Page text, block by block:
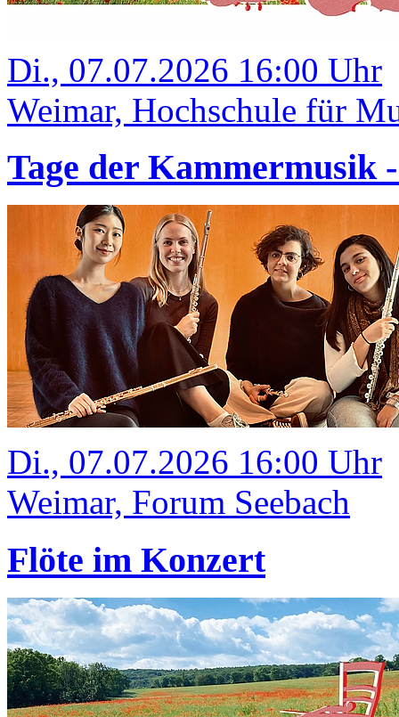
Di., 07.07.2026 16:00 Uhr
Weimar, Hochschule für
Tage der Kammermusik
Di., 07.07.2026 16:00 Uhr
Weimar, Forum Seebach
Flöte im Konzert